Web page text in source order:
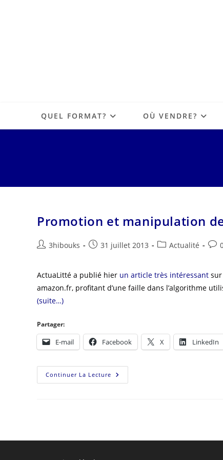
QUEL FORMAT? OÙ VENDRE?
Promotion et manipulation
3hibouks 31 juillet 2013 Actualité
ActuaLitté a publié hier un article très intéressant
amazon.fr, profitant d’une faille dans l’algorithme
(suite…)
Partager:
E-mail Facebook X LinkedIn
Continuer La Lecture